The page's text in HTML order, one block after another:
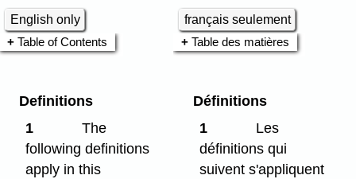
English only
français seulement
Table of Contents
Table des matières
Definitions
1
The
following definitions
apply in this
Définitions
1
Les
définitions qui
suivent s'appliquent